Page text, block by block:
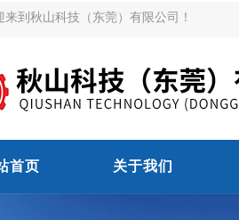
来到秋山科技（东莞）有限公司！
首页 关于我们